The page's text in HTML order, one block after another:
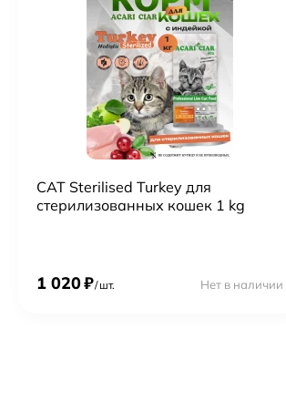
CAT Sterilised Turkey для
стерилизованных кошек 1 kg
1 020₽/ шт. Нет в наличии